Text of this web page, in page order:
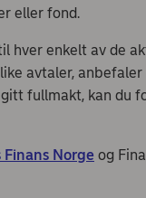
eller fond.
hver enkelt av de
avtaler,
fullmakt, kan du
Finans Norge og